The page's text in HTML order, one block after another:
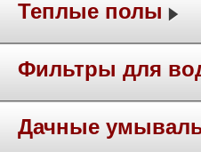
Теплые полы
Фильтры для
Дачные